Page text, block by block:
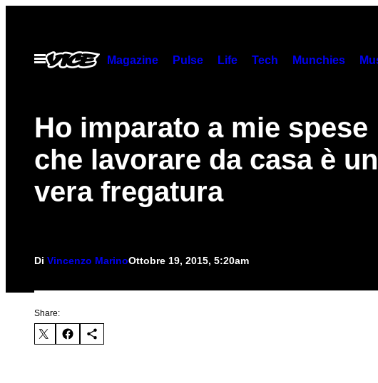
contenuto
Apri
Magazine Pulse Life Tech Munchies
Ho imparato a mie spese
che lavorare da casa è
vera fregatura
Di Vincenzo MarinoOttobre 19, 2015, 5:20am
Share: